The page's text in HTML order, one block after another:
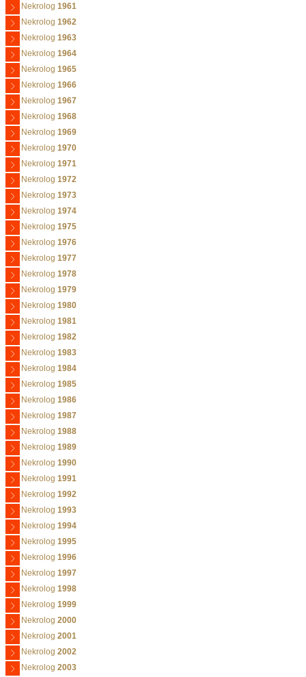
Nekrolog 1961
Nekrolog 1962
Nekrolog 1963
Nekrolog 1964
Nekrolog 1965
Nekrolog 1966
Nekrolog 1967
Nekrolog 1968
Nekrolog 1969
Nekrolog 1970
Nekrolog 1971
Nekrolog 1972
Nekrolog 1973
Nekrolog 1974
Nekrolog 1975
Nekrolog 1976
Nekrolog 1977
Nekrolog 1978
Nekrolog 1979
Nekrolog 1980
Nekrolog 1981
Nekrolog 1982
Nekrolog 1983
Nekrolog 1984
Nekrolog 1985
Nekrolog 1986
Nekrolog 1987
Nekrolog 1988
Nekrolog 1989
Nekrolog 1990
Nekrolog 1991
Nekrolog 1992
Nekrolog 1993
Nekrolog 1994
Nekrolog 1995
Nekrolog 1996
Nekrolog 1997
Nekrolog 1998
Nekrolog 1999
Nekrolog 2000
Nekrolog 2001
Nekrolog 2002
Nekrolog 2003